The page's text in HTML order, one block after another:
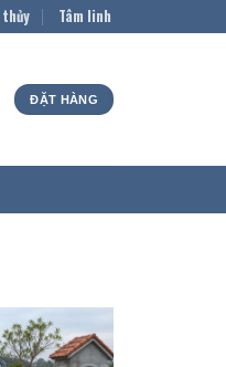
Tâm linh
ĐẶT HÀNG